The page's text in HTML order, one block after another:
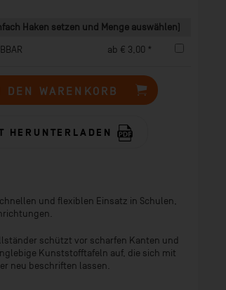
Haken setzen und Menge auswählen)
ab € 3,00 *
DEN WARENKORB
HERUNTERLADEN
und flexiblen Einsatz in Schulen,
schützt vor scharfen Kanten und
Kunststofftafeln auf, die sich mit
neu beschriften lassen.